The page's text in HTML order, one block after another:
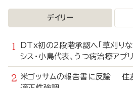
デイリー
DTx初の2段階承認へ「草刈り
シス・小島代表、うつ病治療アプ
米ゴッサムの報告書に反論 住